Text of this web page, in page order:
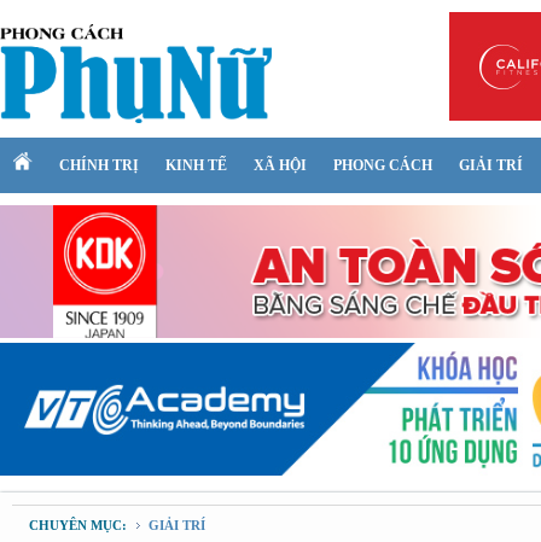
CHÍNH TRỊ KINH TẾ XÃ HỘI PHONG CÁCH GIẢI TRÍ
CHUYÊN MỤC: GIẢI TRÍ